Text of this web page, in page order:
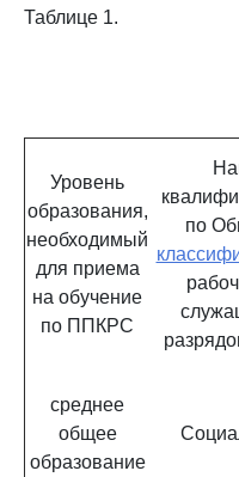
Таблице 1.
Уровень
образования,
необходимый
для приема
на обучение
по ППКРС
по
среднее
общее
образование